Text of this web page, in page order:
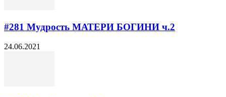
#281 Мудрость МАТЕРИ БОГИНИ ч.2
24.06.2021